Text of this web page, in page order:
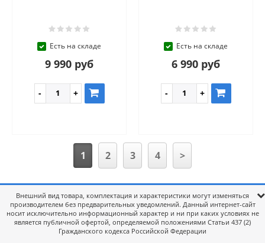
Есть на складе
9 990 руб
Есть на складе
6 990 руб
1 2 3 4 >
Внешний вид товара, комплектация и характеристики могут изменяться
производителем без предварительных уведомлений. Данный интернет-сайт
носит исключительно информационный характер и ни при каких условиях не
является публичной офертой, определяемой положениями Статьи 437 (2)
Гражданского кодекса Российской Федерации